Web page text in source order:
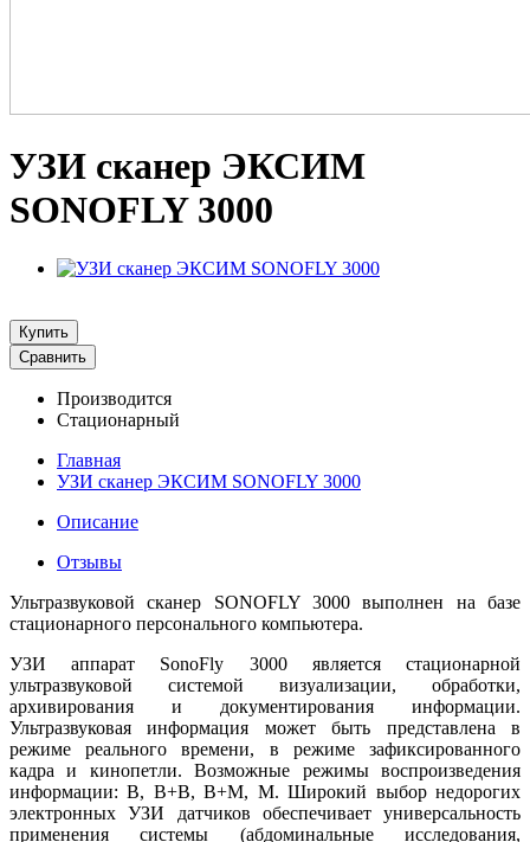
УЗИ сканер ЭКСИМ
SONOFLY 3000
Купить
Сравнить
Производится
Стационарный
Главная
УЗИ сканер ЭКСИМ SONOFLY 3000
Описание
Отзывы
Ультразвуковой сканер SONOFLY 3000 выполнен на базе
стационарного персонального компьютера.
УЗИ аппарат SonoFly 3000 является стационарной
ультразвуковой системой визуализации, обработки,
архивирования и документирования информации.
Ультразвуковая информация может быть представлена в
режиме реального времени, в режиме зафиксированного
кадра и кинопетли. Возможные режимы воспроизведения
информации: В, В+В, В+М, М. Широкий выбор недорогих
электронных УЗИ датчиков обеспечивает универсальность
применения системы (абдоминальные исследования,